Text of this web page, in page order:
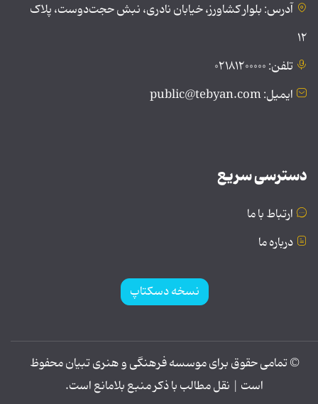
آدرس: بلوار کشاورز، خیابان نادری، نبش حجت‌دوست، پلاک
۱۲
تلفن: ۰۲۱۸۱۲۰۰۰۰۰
ایمیل: public@tebyan.com
دسترسی سریع
ارتباط با ما
درباره ما
نسخه دسکتاپ
© تمامی حقوق برای موسسه فرهنگی و هنری تبیان محفوظ
است | نقل مطالب با ذکر منبع بلامانع است.